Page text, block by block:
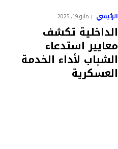
الرئيسي مايو 19, 2025
الداخلية تكشف
معايير استدعاء
الشباب لأداء الخدمة
العسكرية